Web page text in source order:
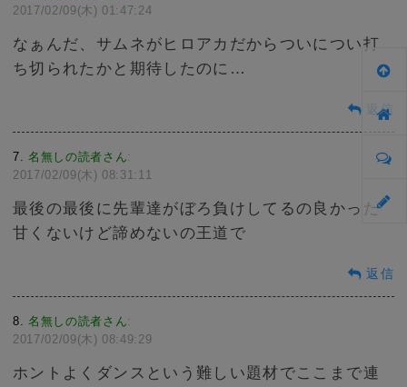
2017/02/09(木) 01:47:24
なぁんだ、サムネがヒロアカだからついについ打
ち切られたかと期待したのに…
返信
7 名無しの読者さん:
2017/02/09(木) 08:31:11
最後の最後に先輩達がぼろ負けしてるの良かった
甘くないけど諦めないの王道で
返信
8 名無しの読者さん:
2017/02/09(木) 08:49:29
ホントよくダンスという難しい題材でここまで連